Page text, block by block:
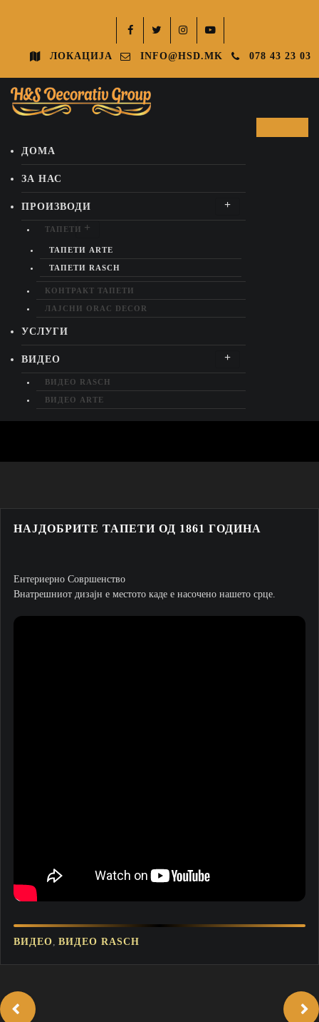
ЛОКАЦИЈА INFO@HSD.MK 078 43 23 03
ДОМА
ЗА НАС
ПРОИЗВОДИ
ТАПЕТИ
ТАПЕТИ ARTE
ТАПЕТИ RASCH
КОНТРАКТ ТАПЕТИ
ЛАЈСНИ ORAC DECOR
УСЛУГИ
ВИДЕО
ВИДЕО RASCH
ВИДЕО ARTE
НАЈДОБРИТЕ ТАПЕТИ ОД 1861 ГОДИНА
Ентериерно Совршенство
Внатрешниот дизајн е местото каде е насочено нашето срце.
ВИДЕО ВИДЕО RASCH